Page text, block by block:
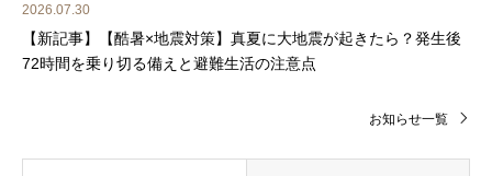
2026.07.30
【新記事】【酷暑×地震対策】真夏に大地震が起きたら？発生後
72時間を乗り切る備えと避難生活の注意点
お知らせ一覧